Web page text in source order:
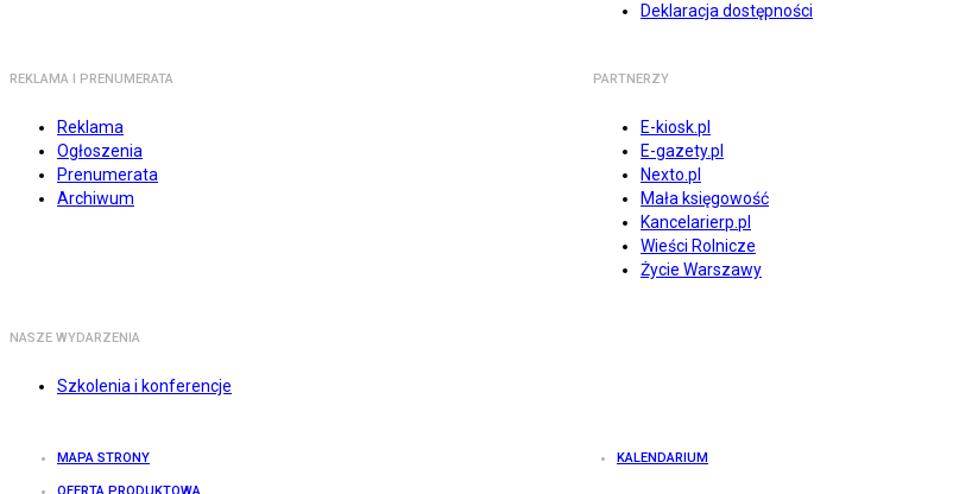
Deklaracja dostępności
REKLAMA I PRENUMERATA
Reklama
Ogłoszenia
Prenumerata
Archiwum
PARTNERZY
E-kiosk.pl
E-gazety.pl
Nexto.pl
Mała księgowość
Kancelarierp.pl
Wieści Rolnicze
Życie Warszawy
NASZE WYDARZENIA
Szkolenia i konferencje
MAPA STRONY KALENDARIUM